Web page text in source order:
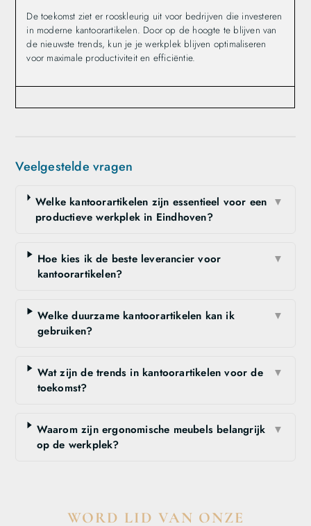
De toekomst ziet er rooskleurig uit voor bedrijven die investeren
in moderne kantoorartikelen. Door op de hoogte te blijven van
de nieuwste trends, kun je je werkplek blijven optimaliseren
voor maximale productiviteit en efficiëntie.
Veelgestelde vragen
Welke kantoorartikelen zijn essentieel voor een
productieve werkplek in Eindhoven?
▼
Hoe kies ik de beste leverancier voor
kantoorartikelen?
▼
Welke duurzame kantoorartikelen kan ik
gebruiken?
▼
Wat zijn de trends in kantoorartikelen voor de
toekomst?
▼
Waarom zijn ergonomische meubels belangrijk
op de werkplek?
▼
WORD LID VAN ONZE